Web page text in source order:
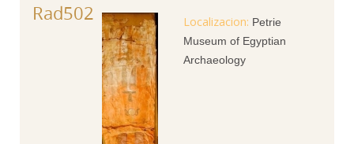
Rad502
Petrie
Museum of Egyptian
Archaeology